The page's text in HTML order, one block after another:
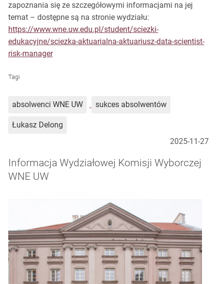
zapoznania się ze szczegółowymi informacjami na jej
temat – dostępne są na stronie wydziału:
https://www.wne.uw.edu.pl/student/sciezki-
edukacyjne/sciezka-aktuarialna-aktuariusz-data-scientist-
risk-manager
Tagi
absolwenci WNE UW sukces absolwentów
Łukasz Delong
2025-11-27
Informacja Wydziałowej Komisji Wyborczej
WNE UW